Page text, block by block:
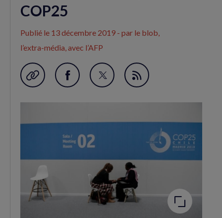
COP25
Publié le 13 décembre 2019 - par le blob,
l’extra-média, avec l’AFP
Garder en favori
Partager
fenêtre)
Partager
Flux
Agrandir
l'image